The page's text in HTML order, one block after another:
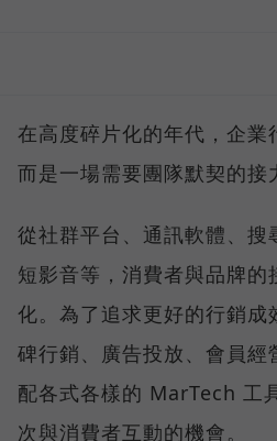
在高度碎片化的年代，企業
而是一場需要團隊默契的接
從社群平台、通訊軟體、搜
短影音等，消費者與品牌的
化。為了追求更好的行銷成
碑行銷、廣告投放、會員經
配各式各樣的 MarTech 工
次與消費者互動的機會。